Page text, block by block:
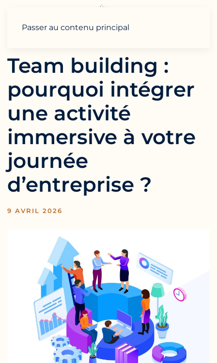
Passer au contenu principal
Team building :
pourquoi intégrer
une activité
immersive à votre
journée
d’entreprise ?
9 AVRIL 2026